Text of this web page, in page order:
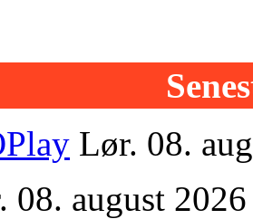
Lør. 08.
08. august